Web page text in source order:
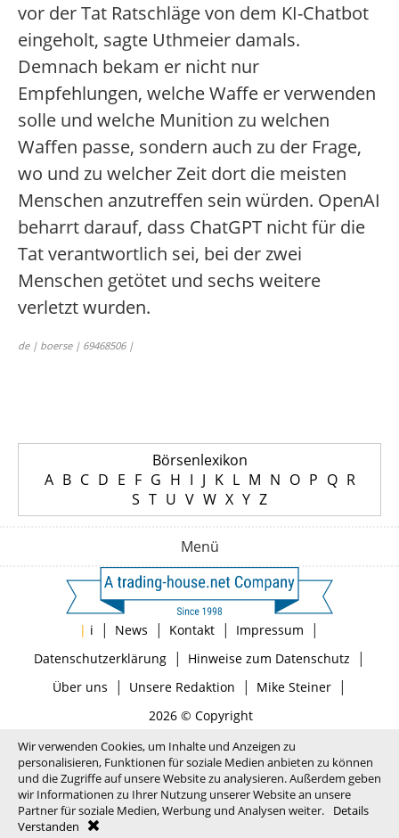
vor der Tat Ratschläge von dem KI-Chatbot
eingeholt, sagte Uthmeier damals.
Demnach bekam er nicht nur
Empfehlungen, welche Waffe er verwenden
solle und welche Munition zu welchen
Waffen passe, sondern auch zu der Frage,
wo und zu welcher Zeit dort die meisten
Menschen anzutreffen sein würden. OpenAI
beharrt darauf, dass ChatGPT nicht für die
Tat verantwortlich sei, bei der zwei
Menschen getötet und sechs weitere
verletzt wurden.
de | boerse | 69468506 |
Börsenlexikon
A B C D E F G H I J K L M N O P Q R
S T U V W X Y Z
Menü
| i | News | Kontakt | Impressum |
Datenschutzerklärung| Hinweise zum Datenschutz |
Über uns | Unsere Redaktion | Mike Steiner|
2026 © Copyright
Wir verwenden Cookies, um Inhalte und Anzeigen zu
personalisieren, Funktionen für soziale Medien anbieten zu können
und die Zugriffe auf unsere Website zu analysieren. Außerdem geben
wir Informationen zu Ihrer Nutzung unserer Website an unsere
Partner für soziale Medien, Werbung und Analysen weiter.
Details
Verstanden